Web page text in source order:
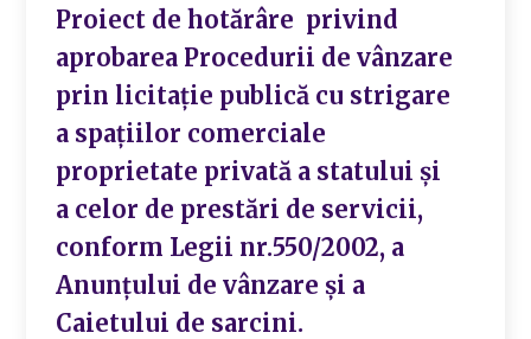
Proiect de hotărâre privind
aprobarea Procedurii de vânzare
prin licitație publică cu strigare
a spațiilor comerciale
proprietate privată a statului și
a celor de prestări de servicii,
conform Legii nr.550/2002, a
Anunțului de vânzare și a
Caietului de sarcini.